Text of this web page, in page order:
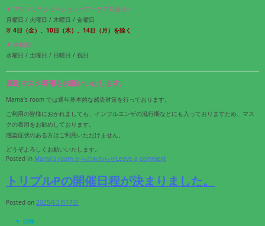
▼ アロマリラクゼーションボディケア実施日 :
月曜日 / 火曜日 / 木曜日 / 金曜日
※ 4日（金）、10日（木） 、14日（月） を除く
▼ 休館日 :
水曜日 / 土曜日 / 日曜日 / 祝日
原則マスク着用をお願いいたします。
Mama’s room では通年基本的な感染対策を行っております。
ご利用の皆様におかれましても、インフルエンザの流行期などにも入っておりますため、マス
クの着用をお勧めしております。
感染症状のある方はご利用いただけません。
どうぞよろしくお願いいたします。
Posted in Mama's room からのお知らせLeave a comment
トリプルPの開催日程が決まりました。
Posted on 2025年3月17日
▼ 日程